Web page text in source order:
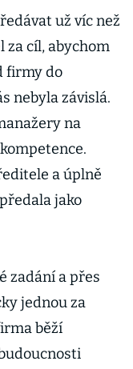
už víc než
za cíl, abychom
firmy do
nebyla závislá.
na
a úplně
jako
zadání a přes
jednou za
běží